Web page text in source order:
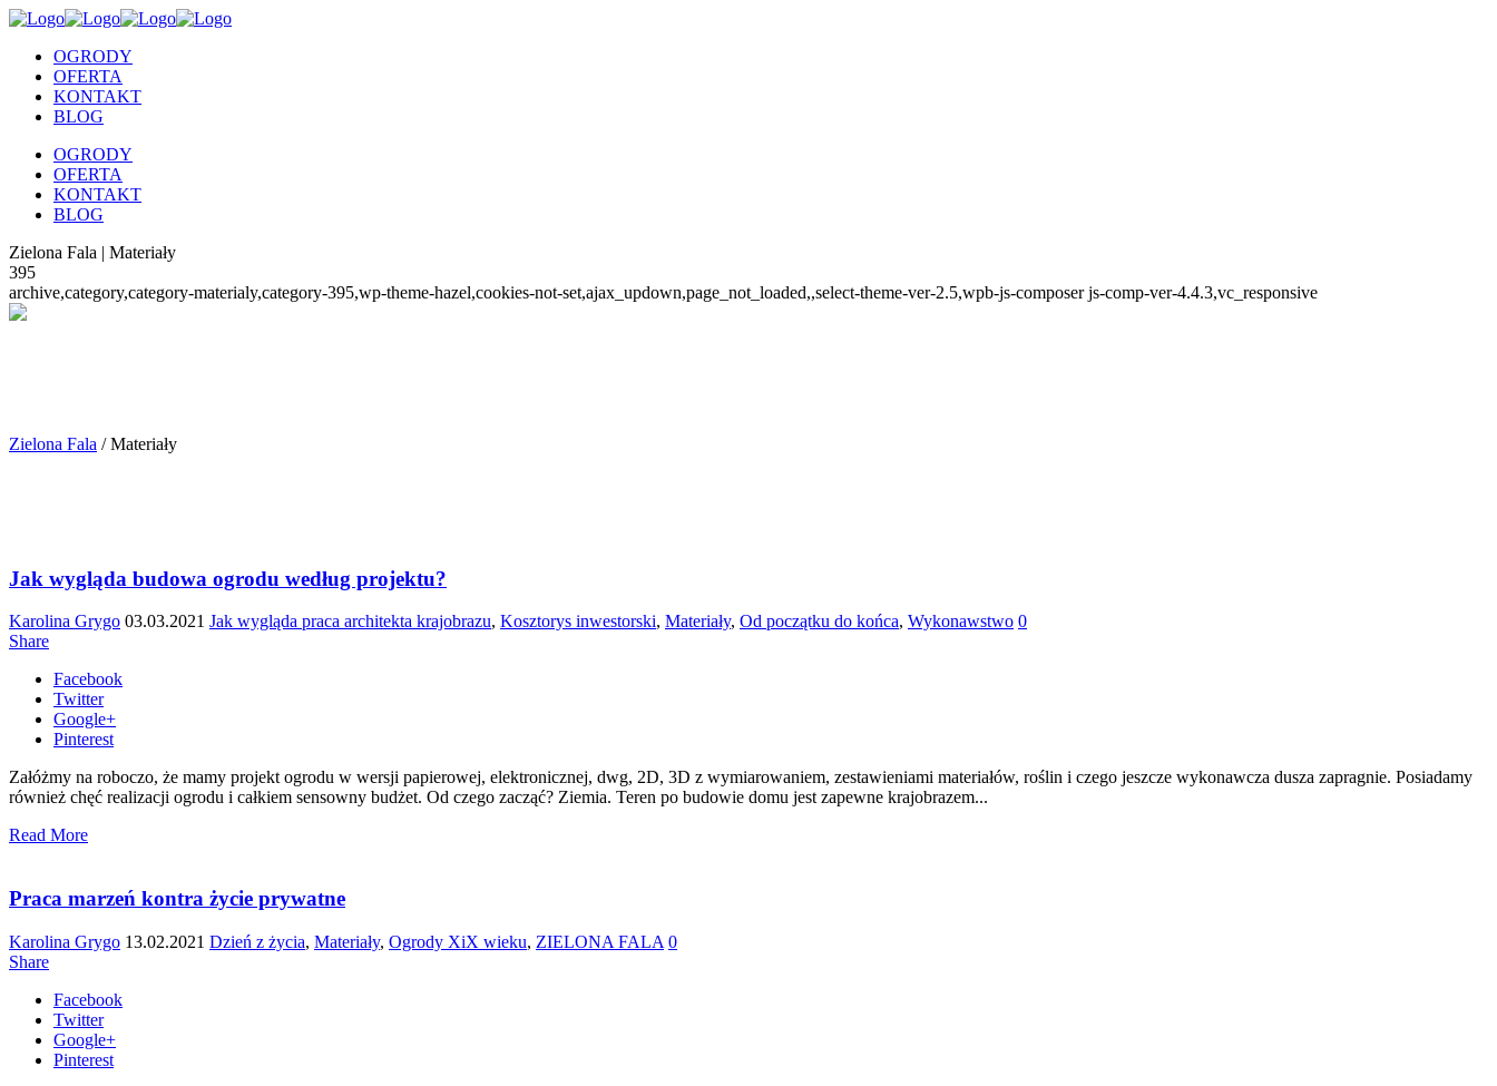
OGRODY
OFERTA
KONTAKT
BLOG
OGRODY
OFERTA
KONTAKT
BLOG
Zielona Fala | Materiały
395
archive,category,category-materialy,category-395,wp-theme-hazel,cookies-not-set,ajax_updown,page_not_loaded,,select-theme-ver-2.5,wpb-js-composer js-comp-ver-4.4.3,vc_responsive
Zielona Fala /Materiały
Jak wygląda budowa ogrodu według projektu?
Karolina Grygo 03.03.2021 Jak wygląda praca architekta krajobrazu, Kosztorys inwestorski, Materiały, Od początku do końca, Wykonawstwo 0
Share
Facebook
Twitter
Google+
Pinterest
Załóżmy na roboczo, że mamy projekt ogrodu w wersji papierowej, elektronicznej, dwg, 2D, 3D z wymiarowaniem, zestawieniami materiałów, roślin i czego jeszcze wykonawcza dusza zapragnie. Posiadamy
również chęć realizacji ogrodu i całkiem sensowny budżet. Od czego zacząć? Ziemia. Teren po budowie domu jest zapewne krajobrazem...
Read More
Praca marzeń kontra życie prywatne
Karolina Grygo 13.02.2021 Dzień z życia, Materiały, Ogrody XiX wieku, ZIELONA FALA 0
Share
Facebook
Twitter
Google+
Pinterest